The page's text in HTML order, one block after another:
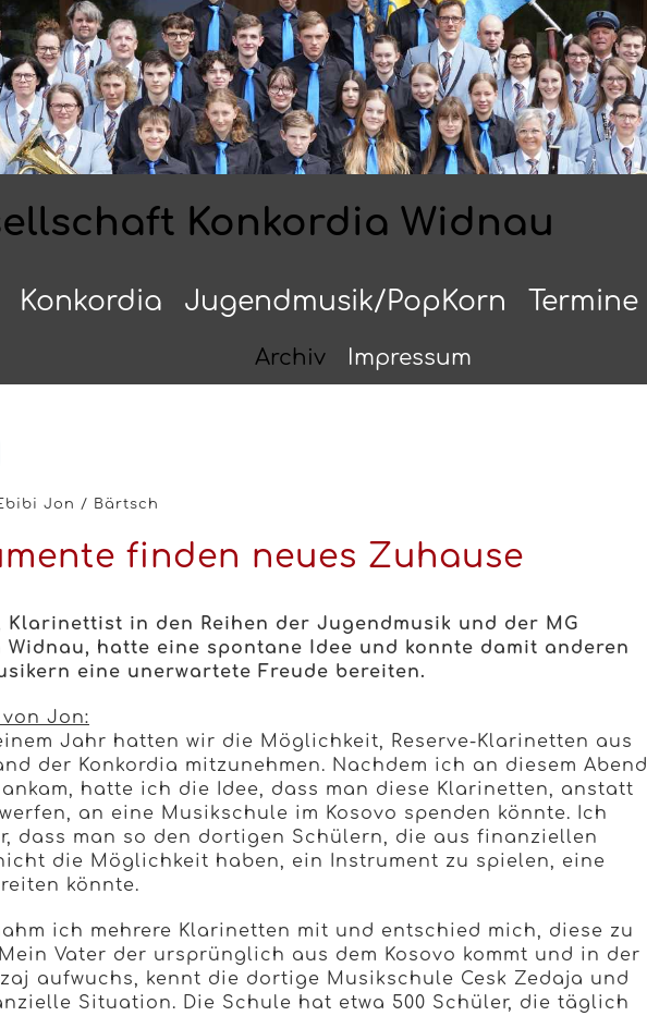
Konkordia Widnau
Konkordia Jugendmusik/PopKorn Termine
Archiv Impressum
Jon / Bärtsch
finden neues Zuhause
Klarinettist in den Reihen der Jugendmusik und der MG
Widnau, hatte eine spontane Idee und konnte damit anderen
eine unerwartete Freude bereiten.
Jon:
Jahr hatten wir die Möglichkeit, Reserve-Klarinetten aus
der Konkordia mitzunehmen. Nachdem ich an diesem Abend
hatte ich die Idee, dass man diese Klarinetten, anstatt
an eine Musikschule im Kosovo spenden könnte. Ich
dass man so den dortigen Schülern, die aus finanziellen
die Möglichkeit haben, ein Instrument zu spielen, eine
könnte.
ich mehrere Klarinetten mit und entschied mich, diese zu
Vater der ursprünglich aus dem Kosovo kommt und in der
aufwuchs, kennt die dortige Musikschule Cesk Zedaja und
Situation. Die Schule hat etwa 500 Schüler, die täglich